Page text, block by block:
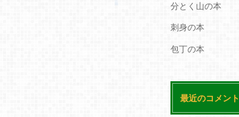
分とく山の本
刺身の本
包丁の本
最近のコメント